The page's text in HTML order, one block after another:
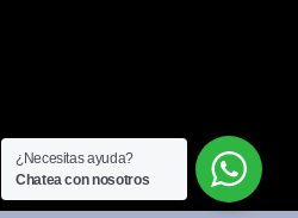
¿Necesitas ayuda?
Chatea con nosotros